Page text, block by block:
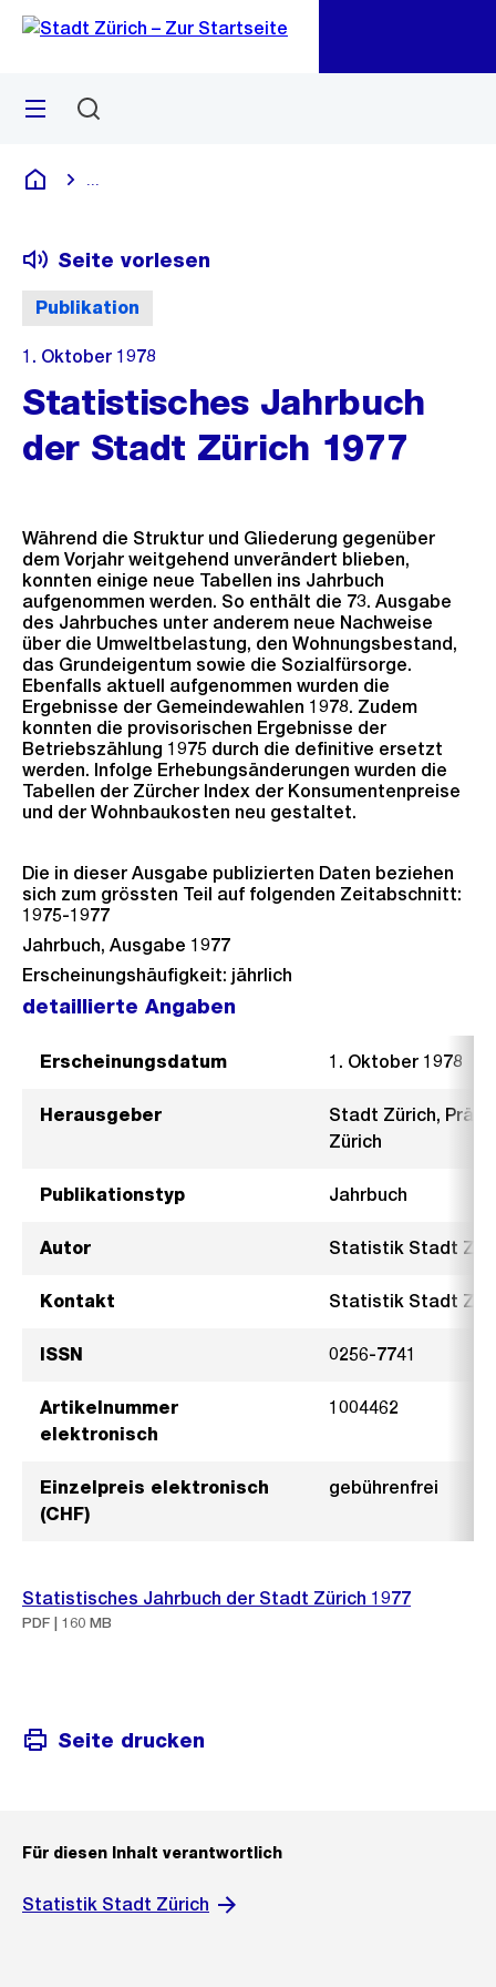
Navigation
Sprunglink
Menü
Deutsch
Publikation
Seite vorlesen
1. Oktober 1978
Statistisches Jahrbuch
der Stadt Zürich 1977
Während die Struktur und Gliederung gegenüber
dem Vorjahr weitgehend unverändert blieben,
konnten einige neue Tabellen ins Jahrbuch
aufgenommen werden. So enthält die 73. Ausgabe
des Jahrbuches unter anderem neue Nachweise
über die Umweltbelastung, den Wohnungsbestand,
das Grundeigentum sowie die Sozialfürsorge.
Ebenfalls aktuell aufgenommen wurden die
Ergebnisse der Gemeindewahlen 1978. Zudem
konnten die provisorischen Ergebnisse der
Betriebszählung 1975 durch die definitive ersetzt
werden. Infolge Erhebungsänderungen wurden die
Tabellen der Zürcher Index der Konsumentenpreise
und der Wohnbaukosten neu gestaltet.
Die in dieser Ausgabe publizierten Daten beziehen
sich zum grössten Teil auf folgenden Zeitabschnitt:
1975-1977
Jahrbuch, Ausgabe 1977
Erscheinungshäufigkeit: jährlich
detaillierte Angaben
Erscheinungsdatum 1. Oktober 1978
Herausgeber
Stadt Zürich,
Zürich
Publikationstyp Jahrbuch
Autor Statistik Stadt
Kontakt Statistik Stadt
ISSN 0256-7741
Artikelnummer
elektronisch
1004462
Einzelpreis elektronisch
(CHF)
gebührenfrei
Statistisches Jahrbuch der Stadt Zürich 1977
PDF | 160 MB
Seite drucken
Für diesen Inhalt verantwortlich
Statistik Stadt Zürich